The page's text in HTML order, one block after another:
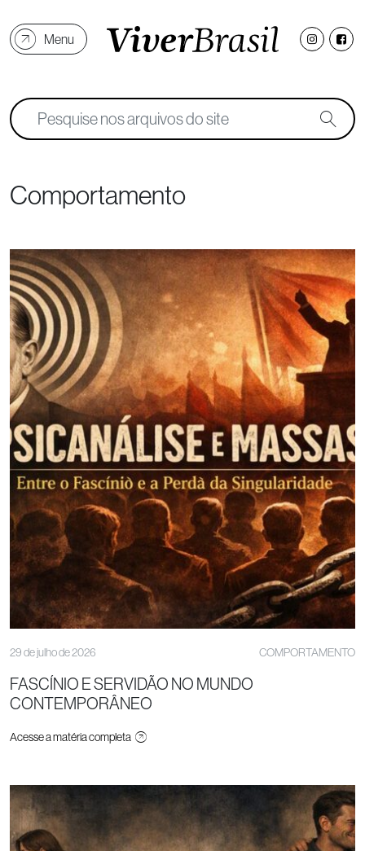
Menu
Comportamento
29 de julho de 2026 COMPORTAMENTO
FASCÍNIO E SERVIDÃO NO MUNDO
CONTEMPORÂNEO
Acesse a matéria completa